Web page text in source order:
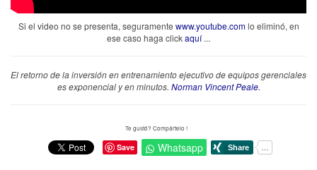
Si el video no se presenta, seguramente www.youtube.comlo eliminó, en
ese caso haga clickaquí...
El retorno de la inversión en entrenamiento ejecutivo de equipos gerenciales
es exponencial y en minutos. Norman Vincent Peale.
Te gustó? Compártelo !
Save Whatsapp